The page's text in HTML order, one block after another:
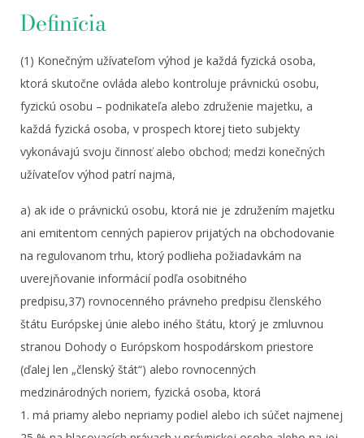
Definícia
(1) Konečným užívateľom výhod je každá fyzická osoba,
ktorá skutočne ovláda alebo kontroluje právnickú osobu,
fyzickú osobu – podnikateľa alebo združenie majetku, a
každá fyzická osoba, v prospech ktorej tieto subjekty
vykonávajú svoju činnosť alebo obchod; medzi konečných
užívateľov výhod patrí najmä,
a) ak ide o právnickú osobu, ktorá nie je združením majetku
ani emitentom cenných papierov prijatých na obchodovanie
na regulovanom trhu, ktorý podlieha požiadavkám na
uverejňovanie informácií podľa osobitného
predpisu,37) rovnocenného právneho predpisu členského
štátu Európskej únie alebo iného štátu, ktorý je zmluvnou
stranou Dohody o Európskom hospodárskom priestore
(ďalej len „členský štát“) alebo rovnocenných
medzinárodných noriem, fyzická osoba, ktorá
1. má priamy alebo nepriamy podiel alebo ich súčet najmenej